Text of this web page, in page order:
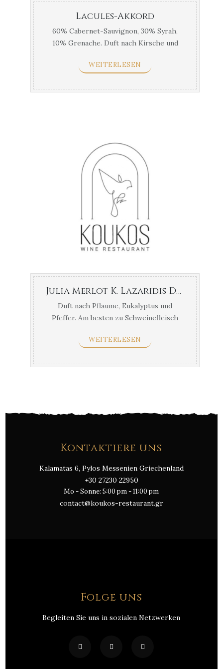
Lacules-Akkord
60% Cabernet-Sauvignon, 30% Syrah,
10% Grenache. Duft nach Kirsche und
WEITERLESEN
Julia Merlot K. Lazaridis Drama
Duft nach Pflaume, Eukalyptus und
Pfeffer. Am besten zu Schweinefleisch
mit gekochtem Fleisch ...
WEITERLESEN
Kontaktiere uns
Kalamatas 6, Pylos Messenien Griechenland
+30 27230 22950
Mo - Sonne: 5:00 pm - 11:00 pm
contact@koukos-restaurant.gr
Folge uns
Begleiten Sie uns in sozialen Netzwerken